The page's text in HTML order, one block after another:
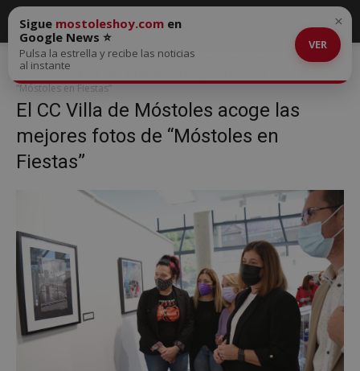
Inicio
El CC Villa de Móstoles acoge las mejores fotos de “Móstoles
en Fiestas”
“Móstoles en Fiestas”
El CC Villa de Móstoles acoge las
mejores fotos de “Móstoles en
Fiestas”
Sigue mostoleshoy.com en
Google News ⭐
Pulsa la estrella y recibe las noticias
al instante
VER
×